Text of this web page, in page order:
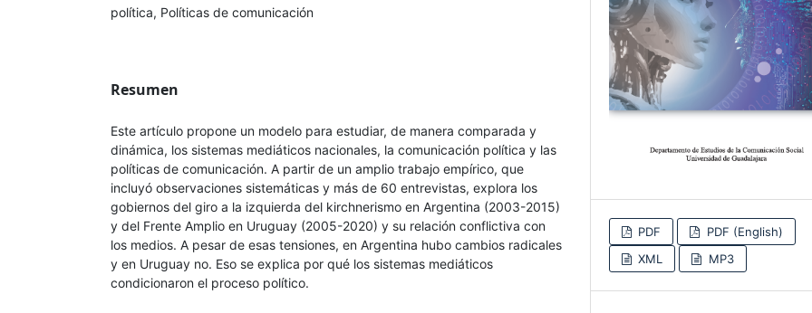
política, Políticas de comunicación
Resumen
Este artículo propone un modelo para estudiar, de manera comparada y
dinámica, los sistemas mediáticos nacionales, la comunicación política y las
políticas de comunicación. A partir de un amplio trabajo empírico, que
incluyó observaciones sistemáticas y más de 60 entrevistas, explora los
gobiernos del giro a la izquierda del kirchnerismo en Argentina (2003-2015)
y del Frente Amplio en Uruguay (2005-2020) y su relación conflictiva con
los medios. A pesar de esas tensiones, en Argentina hubo cambios radicales
y en Uruguay no. Eso se explica por qué los sistemas mediáticos
condicionaron el proceso político.
PDF
PDF (English)
XML
MP3